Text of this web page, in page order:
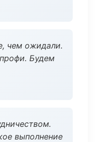
чем ожидали.
Будем
выполнение